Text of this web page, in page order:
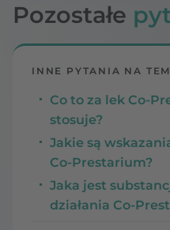
Pozostałe
INNE PYTANIA NA
Co to za lek Co-
stosuje?
Jakie są
Co-Prestarium?
Jaka jest
działania Co-